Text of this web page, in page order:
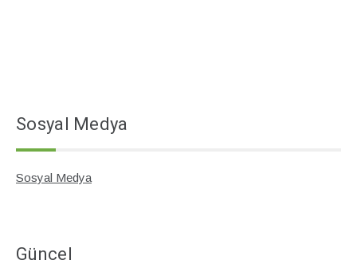
Sosyal Medya
Sosyal Medya
Güncel